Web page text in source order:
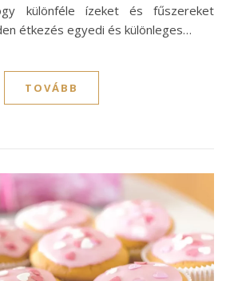
különféle ízeket és fűszereket
étkezés egyedi és különleges…
TOVÁBB